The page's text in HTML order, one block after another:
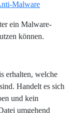
Malware
ein Malware-
können.
erhalten, welche
Handelt es sich
und kein
umgehend